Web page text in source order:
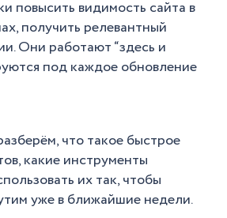
повысить видимость сайта в
получить релевантный
Они работают “здесь и
под каждое обновление
что такое быстрое
какие инструменты
их так, чтобы
уже в ближайшие недели.